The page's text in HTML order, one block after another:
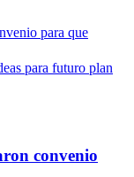
convenio